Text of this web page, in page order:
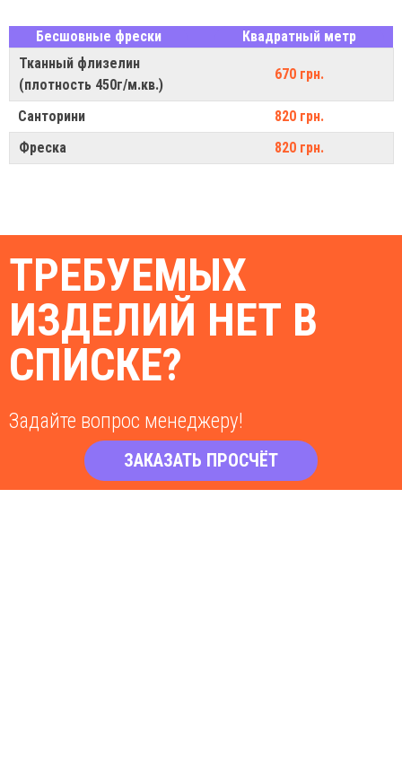
Бесшовные фрески
Квадратный метр
Тканный флизелин
(плотность 450г/м.кв.)
670 грн.
Санторини
820 грн.
Фреска
820 грн.
ТРЕБУЕМЫХ
ИЗДЕЛИЙ НЕТ В
СПИСКЕ?
Задайте вопрос менеджеру!
ЗАКАЗАТЬ ПРОСЧЁТ